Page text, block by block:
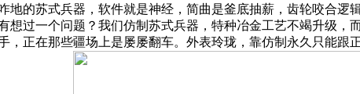
地的苏式兵器，软件就是神经，简曲是釜底抽薪，齿轮咬合
想过一个问题？我们仿制苏式兵器，特种冶金工艺不竭升级
，正在那些疆场上是屡屡翻车。外表玲珑，靠仿制永久只能